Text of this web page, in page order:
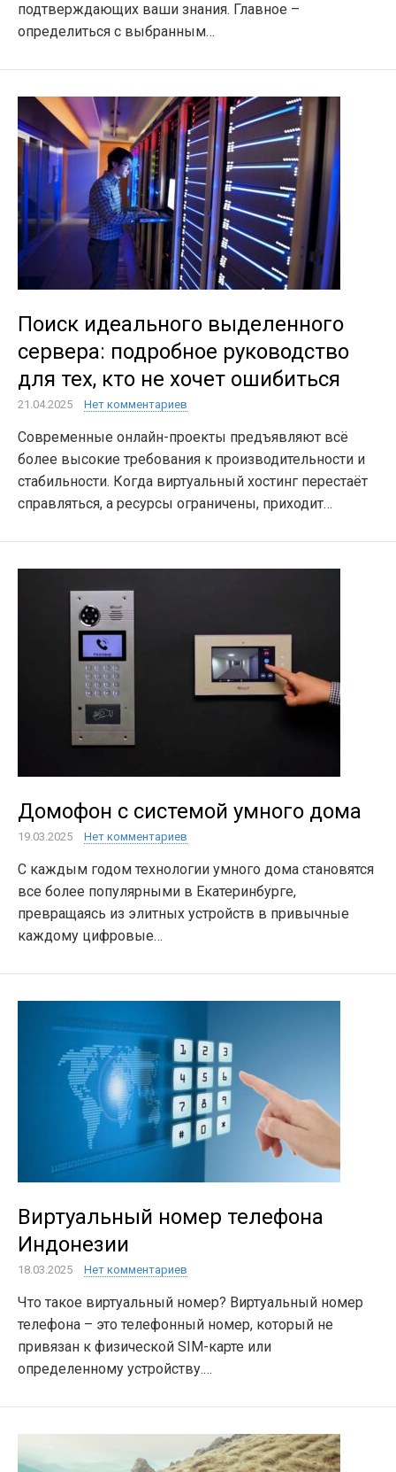
подтверждающих ваши знания. Главное –
определиться с выбранным…
Поиск идеального выделенного
сервера: подробное руководство
для тех, кто не хочет ошибиться
21.04.2025 Нет комментариев
Современные онлайн-проекты предъявляют всё
более высокие требования к производительности и
стабильности. Когда виртуальный хостинг перестаёт
справляться, а ресурсы ограничены, приходит…
Домофон с системой умного дома
19.03.2025 Нет комментариев
С каждым годом технологии умного дома становятся
все более популярными в Екатеринбурге,
превращаясь из элитных устройств в привычные
каждому цифровые…
Виртуальный номер телефона
Индонезии
18.03.2025 Нет комментариев
Что такое виртуальный номер? Виртуальный номер
телефона – это телефонный номер, который не
привязан к физической SIM-карте или
определенному устройству.…